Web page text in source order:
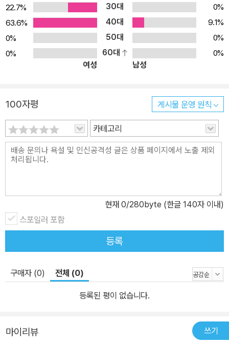
본다. 2장 ‘전기 에너지를 이용해요!’에서는 전기 에너지를 만들어 내
는 수력, 화력, 원자력 등의 에너지에 대해 좀 더 자세히 알아볼 수 있
도록 했다. 우선 전기는 무엇인지, 또 전기와 관련된 인류의 역사를 간
단한 그림과 설명으로 알아볼 수 있도록 꾸몄다. 다소 어려운 과학 용
어들이 많이 나와 흥미를 잃어버리기 쉬운 부분은 체험형 전시물들의
막 장인 ‘미래의 에너지를 만나요!’에서는 화석 연료의 고갈 문제로 세
계가 관심을 가지고 연구하고 있는 대체 에너지에 대해 공부해 볼 수
있도록 했다. 태양열, 태양광, 풍력, 조력, 지열 등과 같이 자연에서 얻
을 수 있는 재생 에너지의 특징에 대해 소개했다. 먼저 태양에서 에너
지를 얻어 사용하는 예를 살펴보고, 바람으로 전기를 일으키는 풍력
발전기의 내부 모습을 그림으로 그려 한눈에 살펴볼 수 있도록 했다.
인지를 살펴본다. 그 밖에 땅속에서 얻는 지열 에너지와 물로 만드는
수소 에너지, 무엇보다 살아 있는 동식물의 자원을 통해 만드는 바이
오 에너지까지 다양한 재생 에너지에 대해 알아보며 에너지를 잘 이
용하기 위해 어떻게 해야 하는지 생각해 볼 수 있을 것이다. [시리즈
소개] '신나는 교과연계 체험학습' 시리즈 기획 의도 체험학습이란?
체험 학습은 학습과 관련된 자료가 있는 곳에 직접 찾아가 체험을 통
해 학습 목표를 달성하는 수업 방법이다. 특히 초등학생을 대상으로
하는 체험학습은 교실에서 배운 것을 토대로, 현장에 가서 직접 보고
인성을 형성하는 데 중요한 역할을 한다. 학교와 가정의 역할도 중요
22.7%
30대
0%
63.6%
40대
9.1%
0%
50대
0%
0%
60대
0%
여성
남성
100자평 게시물 운영 원칙
카테고리
현재 0/280byte (한글 140자 이내)
스포일러 포함
등록
구매자 (0) 전체 (0)
등록된 평이 없습니다.
마이리뷰 쓰기